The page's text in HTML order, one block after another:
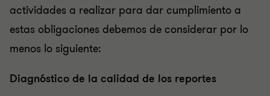
actividades a realizar para dar cumplimiento a
estas obligaciones debemos de considerar por lo
menos lo siguiente:
Diagnóstico de la calidad de los reportes